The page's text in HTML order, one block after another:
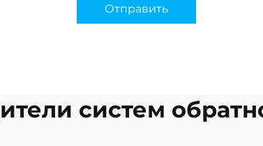
Отправить
систем